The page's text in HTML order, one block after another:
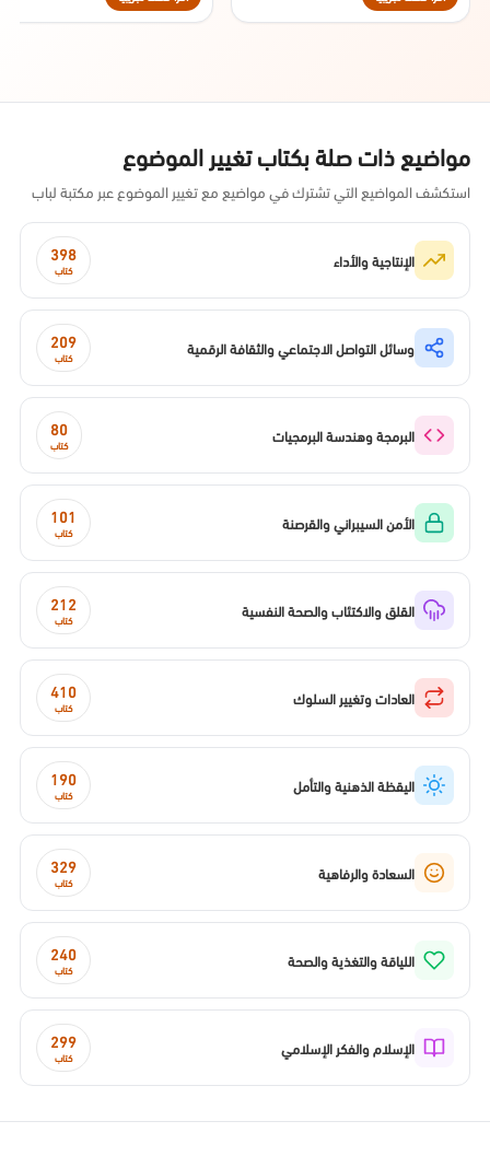
مواضيع ذات صلة بكتاب تغيير الموضوع
استكشف المواضيع التي تشترك في مواضيع مع تغيير الموضوع عبر مكتبة لباب
الإنتاجية والأداء 398
كتاب
وسائل التواصل الاجتماعي والثقافة الرقمية 209
كتاب
البرمجة وهندسة البرمجيات 80
كتاب
الأمن السيبراني والقرصنة 101
كتاب
القلق والاكتئاب والصحة النفسية 212
كتاب
العادات وتغيير السلوك 410
كتاب
اليقظة الذهنية والتأمل 190
كتاب
السعادة والرفاهية 329
كتاب
اللياقة والتغذية والصحة 240
كتاب
الإسلام والفكر الإسلامي 299
كتاب